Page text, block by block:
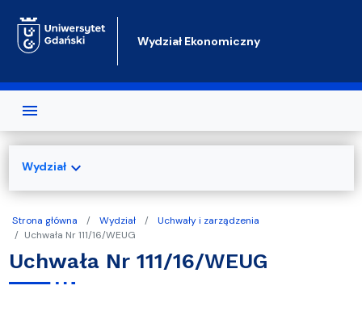
Wydział Ekonomiczny
Strona główna Wydział
Uchwały i zarządzenia
Uchwała Nr 111/16/WEUG
Uchwała Nr 111/16/WEUG
Wydziałexpand_more